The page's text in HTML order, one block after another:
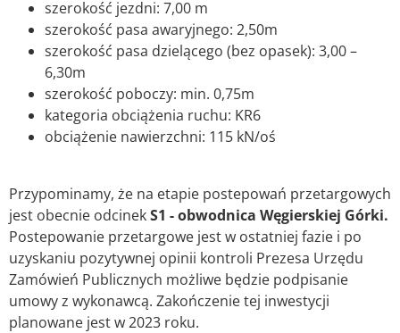
szerokość jezdni: 7,00 m
szerokość pasa awaryjnego: 2,50m
szerokość pasa dzielącego (bez opasek): 3,00 –
6,30m
szerokość poboczy: min. 0,75m
kategoria obciążenia ruchu: KR6
obciążenie nawierzchni: 115 kN/oś
Przypominamy, że na etapie postepowań przetargowych
jest obecnie odcinekS1 - obwodnica Węgierskiej Górki.
Postepowanie przetargowe jest w ostatniej fazie i po
uzyskaniu pozytywnej opinii kontroli Prezesa Urzędu
Zamówień Publicznych możliwe będzie podpisanie
umowy z wykonawcą. Zakończenie tej inwestycji
planowane jest w 2023 roku.